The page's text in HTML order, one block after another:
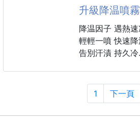
它擁有獨特的一鍵細膩噴霧功能，
微濕的觸感瞬間包裹浮毛，讓飛毛
配合旋轉式舒適手柄，無論是幫
隨手一刷，就能輕鬆擼出一塊超完
升級降温噴霧
降温因子 遇熱
輕輕一噴 快速降
告別汗漬 持久冷
讓您走到哪 涼到
1 下一頁